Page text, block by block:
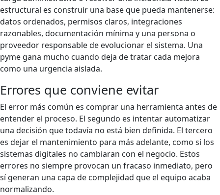
estructural es construir una base que pueda mantenerse:
datos ordenados, permisos claros, integraciones
razonables, documentación mínima y una persona o
proveedor responsable de evolucionar el sistema. Una
pyme gana mucho cuando deja de tratar cada mejora
como una urgencia aislada.
Errores que conviene evitar
El error más común es comprar una herramienta antes de
entender el proceso. El segundo es intentar automatizar
una decisión que todavía no está bien definida. El tercero
es dejar el mantenimiento para más adelante, como si los
sistemas digitales no cambiaran con el negocio. Estos
errores no siempre provocan un fracaso inmediato, pero
sí generan una capa de complejidad que el equipo acaba
normalizando.